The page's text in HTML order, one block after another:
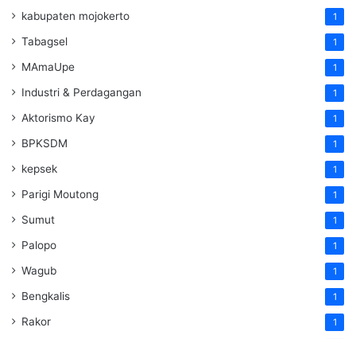
kabupaten mojokerto 1
Tabagsel 1
MAmaUpe 1
Industri & Perdagangan 1
Aktorismo Kay 1
BPKSDM 1
kepsek 1
Parigi Moutong 1
Sumut 1
Palopo 1
Wagub 1
Bengkalis 1
Rakor 1